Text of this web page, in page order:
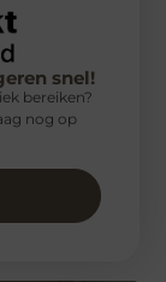
snel!
bereiken?
nog op